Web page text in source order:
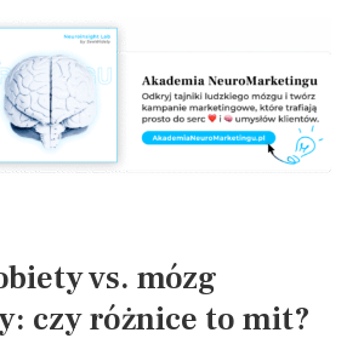
vs. mózg
czy różnice to mit?